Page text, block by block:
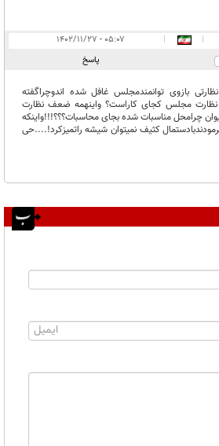
|
|
۰۵:۰۷ - ۱۴۰۲/۱۱/۲۷
پاسخ
بازوی توانمندمجلس غافل شده اندوچراگفته
نظارت مجلس کجای کاراست؟ واینهمه ضعف نظارت
چرامحل مناسبات شده بجای محاسبات؟؟؟!!!واینکه
کثیف نمیتوان شیشه راتمیزکرد!....حی